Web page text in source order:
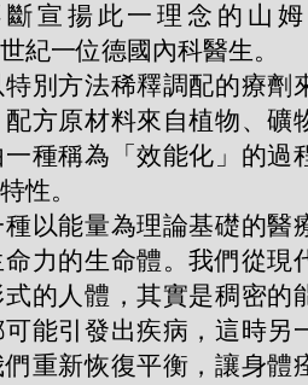
宣揚此一理念的山
紀一位德國內科醫生。
特別方法稀釋調配的療劑
方原材料來自植物、礦
種稱為「效能化」的過
性。
種以能量為理論基礎的醫
力的生命體。我們從現
的人體，其實是稠密的
能引發出疾病，這時另
重新恢復平衡，讓身體